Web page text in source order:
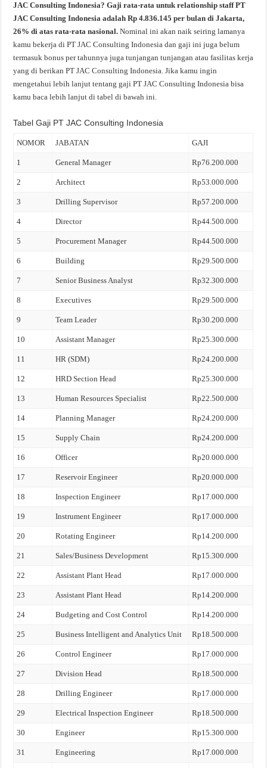
JAC Consulting Indonesia? Gaji rata-rata untuk relationship staff PT
JAC Consulting Indonesia adalah Rp 4.836.145 per bulan di Jakarta,
26% di atas rata-rata nasional.Nominal ini akan naik seiring lamanya
kamu bekerja di PT JAC Consulting Indonesia dan gaji ini juga belum
termasuk bonus per tahunnya juga tunjangan tunjangan atau fasilitas kerja
yang di berikan PT JAC Consulting Indonesia. Jika kamu ingin
mengetahui lebih lanjut tentang gaji PT JAC Consulting Indonesia bisa
kamu baca lebih lanjut di tabel di bawah ini.
Tabel Gaji PT JAC Consulting Indonesia
NOMOR JABATAN GAJI
1 General Manager Rp76.200.000
2 Architect Rp53.000.000
3 Drilling Supervisor Rp57.200.000
4 Director Rp44.500.000
5 Procurement Manager Rp44.500.000
6 Building Rp29.500.000
7 Senior Business Analyst Rp32.300.000
8 Executives Rp29.500.000
9 Team Leader Rp30.200.000
10 Assistant Manager Rp25.300.000
11 HR (SDM) Rp24.200.000
12 HRD Section Head Rp25.300.000
13 Human Resources Specialist Rp22.500.000
14 Planning Manager Rp24.200.000
15 Supply Chain Rp24.200.000
16 Officer Rp20.000.000
17 Reservoir Engineer Rp20.000.000
18 Inspection Engineer Rp17.000.000
19 Instrument Engineer Rp17.000.000
20 Rotating Engineer Rp14.200.000
21 Sales/Business Development Rp15.300.000
22 Assistant Plant Head Rp17.000.000
23 Assistant Plant Head Rp14.200.000
24 Budgeting and Cost Control Rp14.200.000
25 Business Intelligent and Analytics Unit Rp18.500.000
26 Control Engineer Rp17.000.000
27 Division Head Rp18.500.000
28 Drilling Engineer Rp17.000.000
29 Electrical Inspection Engineer Rp18.500.000
30 Engineer Rp15.300.000
31 Engineering Rp17.000.000